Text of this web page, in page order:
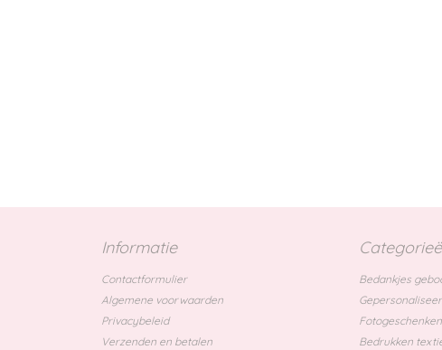
Informatie
Contactformulier
Algemene voorwaarden
Privacybeleid
Verzenden en betalen
Bedankjes
Fotogeschenken
Bedrukken